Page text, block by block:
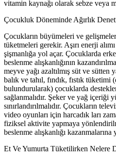
vitamin kaynağı olarak sebze veya
Çocukluk Döneminde Ağırlık
Çocukların büyümeleri ve
tüketmeleri gerekir. Aşırı enerji
şişmanlığa yol açar. Çocuklarda
beslenme alışkanlığının
meyve yağı azaltılmış süt ve sütten
balık ve tahıl, fındık, fıstık
bulundurularak) çocuklarda
sağlanmalıdır. Şeker ve yağ içeriği
sınırlandırılmalıdır. Çocukların
video oyunları için harcadık ları
fiziksel aktivite yapmaya
beslenme alışkanlığı kazanmalarına
Et Ve Yumurta Tüketilirken Nelere